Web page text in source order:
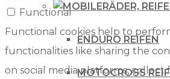
RÄDER,
ENDURO REIFEN
MOTOCROSS
Functional
Functional cookies help to
functionalities like sharing the
on social media platforms, collect